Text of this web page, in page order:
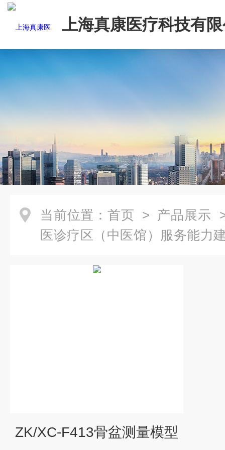
上海真康医疗科技有
当前位置： 首页 > 产品展示
医诊疗区（中医馆）服务能力
ZK/XC-F413骨盆测量模型